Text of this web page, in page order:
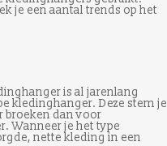
je een aantal trends op het
is al jarenlang
kledinghanger. Deze stem je
broeken dan voor
Wanneer je het type
nette kleding in een